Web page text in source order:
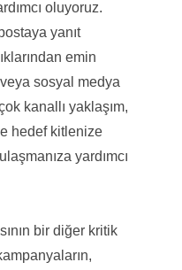
oluyoruz.
yanıt
emin
sosyal medya
kanallı yaklaşım,
hedef kitlenize
yardımcı
bir diğer kritik